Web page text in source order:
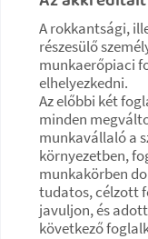
A rokkantsági,
részesülő
munkaerőpiaci
elhelyezkedni.
Az előbbi két
minden
munkavállaló a
környezetben,
munkakörben
tudatos, célzott
javuljon, és
következő